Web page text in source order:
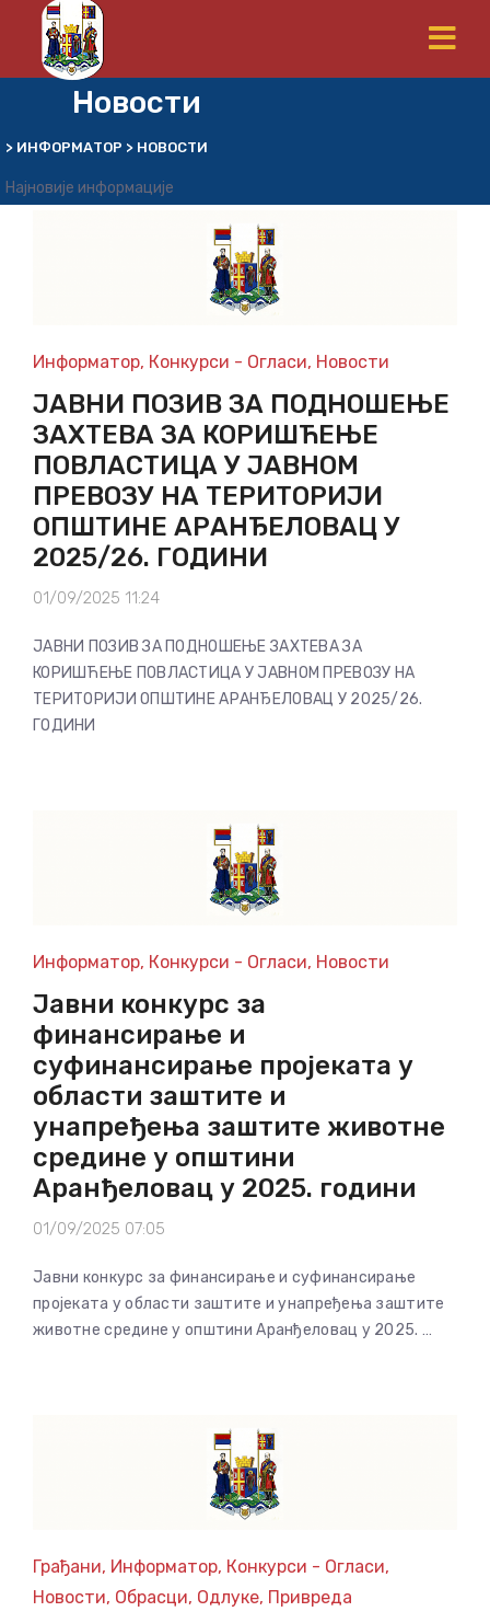
Новости
> ИНФОРМАТОР > НОВОСТИ
Најновије информације
Информатор, Конкурси - Огласи, Новости
ЈАВНИ ПОЗИВ ЗА ПОДНОШЕЊЕ
ЗАХТЕВА ЗА КОРИШЋЕЊЕ
ПОВЛАСТИЦА У ЈАВНОМ
ПРЕВОЗУ НА ТЕРИТОРИЈИ
ОПШТИНЕ АРАНЂЕЛОВАЦ У
2025/26. ГОДИНИ
01/09/2025 11:24
ЈАВНИ ПОЗИВ ЗА ПОДНОШЕЊЕ ЗАХТЕВА ЗА
КОРИШЋЕЊЕ ПОВЛАСТИЦА У ЈАВНОМ ПРЕВОЗУ НА
ТЕРИТОРИЈИ ОПШТИНЕ АРАНЂЕЛОВАЦ У 2025/26.
ГОДИНИ
Информатор, Конкурси - Огласи, Новости
Јавни конкурс за
финансирање и
суфинансирање пројеката у
области заштите и
унапређења заштите животне
средине у општини
Аранђеловац у 2025. години
01/09/2025 07:05
Јавни конкурс за финансирање и суфинансирање
пројеката у области заштите и унапређења заштите
животне средине у општини Аранђеловац у 2025. …
Грађани, Информатор, Конкурси - Огласи,
Новости, Обрасци, Одлуке, Привреда